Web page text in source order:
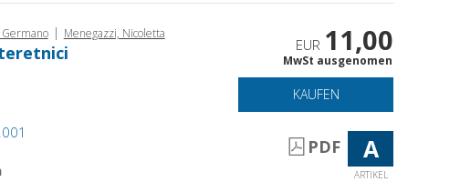
Germano | Menegazzi, Nicoletta
EUR 11,00
MwSt ausgenomen
KAUFEN
PDF A
ARTIKEL